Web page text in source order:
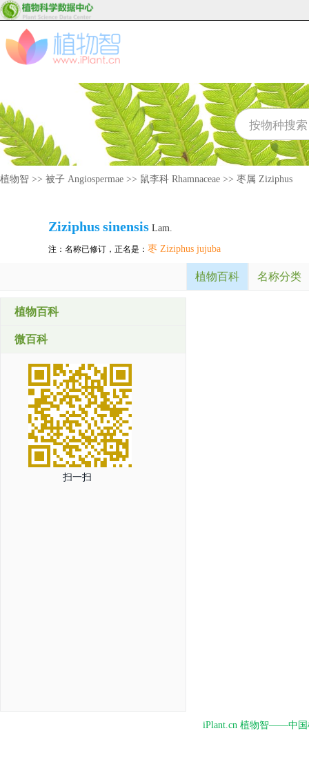
植物智 >> 被子 Angiospermae >> 鼠李科 Rhamnaceae >> 枣属 Ziziphus
Ziziphussinensis Lam.
注：名称已修订，正名是： 枣 Ziziphus jujuba
植物百科 名称分类
植物百科
微百科
扫一扫
iPlant.cn 植物智——中国